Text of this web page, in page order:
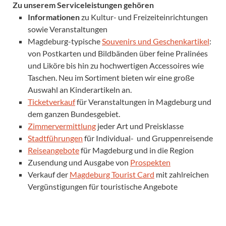
Zu unserem Serviceleistungen gehören
Informationenzu Kultur- und Freizeiteinrichtungen
sowie Veranstaltungen
Magdeburg-typische Souvenirs und Geschenkartikel:
von Postkarten und Bildbänden über feine Pralinées
und Liköre bis hin zu hochwertigen Accessoires wie
Taschen. Neu im Sortiment bieten wir eine große
Auswahl an Kinderartikeln an.
Ticketverkauffür Veranstaltungen in Magdeburg und
dem ganzen Bundesgebiet.
Zimmervermittlung jeder Art und Preisklasse
Stadtführungen für Individual- und Gruppenreisende
Reiseangebotefür Magdeburg und in die Region
Zusendung und Ausgabe von Prospekten
Verkauf der Magdeburg Tourist Card mit zahlreichen
Vergünstigungen für touristische Angebote